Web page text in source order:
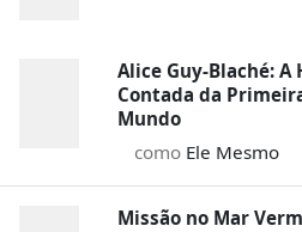
Alice Guy-Blaché: A
Contada da
Mundo
como Ele Mesmo
Missão no Mar